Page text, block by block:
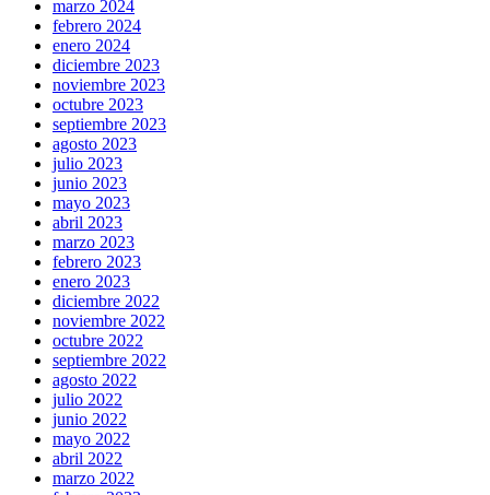
marzo 2024
febrero 2024
enero 2024
diciembre 2023
noviembre 2023
octubre 2023
septiembre 2023
agosto 2023
julio 2023
junio 2023
mayo 2023
abril 2023
marzo 2023
febrero 2023
enero 2023
diciembre 2022
noviembre 2022
octubre 2022
septiembre 2022
agosto 2022
julio 2022
junio 2022
mayo 2022
abril 2022
marzo 2022